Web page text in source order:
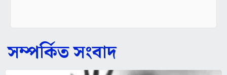
সম্পর্কিত সংবাদ